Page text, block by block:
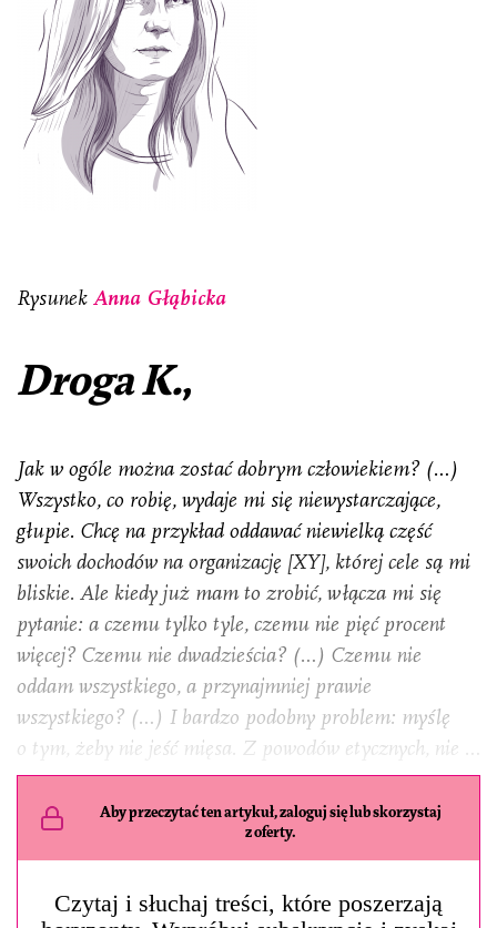
Rysunek Anna Głąbicka
Droga K.,
Jak w ogóle można zostać dobrym człowiekiem? (…)
Wszystko, co robię, wydaje mi się niewystarczające,
głupie. Chcę na przykład oddawać niewielką część
swoich dochodów na organizację [XY], której cele są mi
bliskie. Ale kiedy już mam to zrobić, włącza mi się
pytanie: a czemu tylko tyle, czemu nie pięć procent
więcej? Czemu nie dwadzieścia? (…) Czemu nie
oddam wszystkiego, a przynajmniej prawie
wszystkiego? (…) I bardzo podobny problem: myślę
o tym, żeby nie jeść mięsa. Z powodów etycznych, nie …
Aby przeczytać ten artykuł, zaloguj się lub skorzystaj
z oferty.
Czytaj i słuchaj treści, które poszerzają